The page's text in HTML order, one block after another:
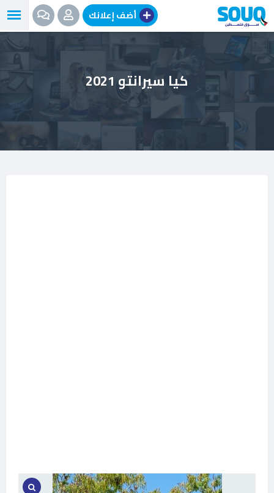
انتقل
إلى
المحتوى
أضف إعلانك
كيا سيرانتو 2021